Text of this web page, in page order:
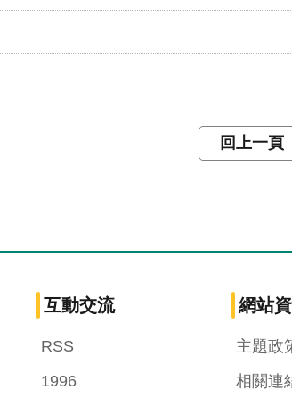
回上一頁
互動交流
RSS
1996
網站
主題政
相關連